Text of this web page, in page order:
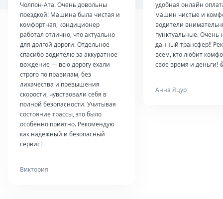
Чолпон-Ата. Очень довольны
поездкой! Машина была чистая и
комфортная, кондиционер
работал отлично, что актуально
для долгой дороги. Отдельное
спасибо водителю за аккуратное
вождение — всю дорогу ехали
строго по правилам, без
лихачества и превышения
скорости, чувствовали себя в
полной безопасности. Учитывая
состояние трассы, это было
особенно приятно. Рекомендую
как надежный и безопасный
сервис!
Виктория
удобная онлайн
машин чистые и
водители
пунктуальные. Очень
данный трансфер!!
всем, кто любит
свое время и деньги!
Анна Яцур